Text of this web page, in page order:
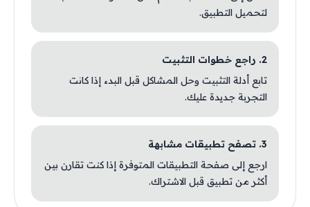
لتحميل التطبيق.
2. راجع خطوات التثبيت
تابع أدلة التثبيت وحل المشاكل قبل البدء إذا كانت
التجربة جديدة عليك.
3. تصفح تطبيقات مشابهة
ارجع إلى صفحة التطبيقات المتوفرة إذا كنت تقارن بين
أكثر من تطبيق قبل الاشتراك.